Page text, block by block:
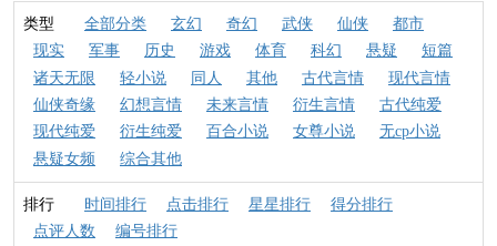
类型 全部分类 玄幻 奇幻 武侠 仙侠
都市
现实
军事 历史 游戏 体育 科幻 悬疑
短篇
诸天无限
轻小说 同人 其他 古代言情
现代言情
仙侠奇缘
幻想言情 未来言情 衍生言情
古代纯爱
现代纯爱
衍生纯爱 百合小说 女尊小说
无cp小说
悬疑女频
综合其他
排行 时间排行 点击排行 星星排行
得分排行
点评人数
编号排行